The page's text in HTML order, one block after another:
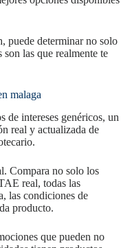
puede determinar no solo
son las que realmente te
malaga
de intereses genéricos, un
real y actualizada de
Compara no solo los
real, todas las
las condiciones de
producto.
que pueden no